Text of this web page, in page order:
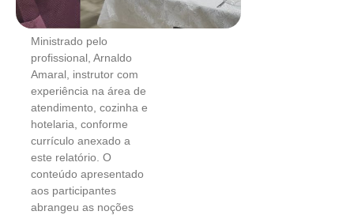
Ministrado pelo
profissional, Arnaldo
Amaral, instrutor com
experiência na área de
atendimento, cozinha e
hotelaria, conforme
currículo anexado a
este relatório. O
conteúdo apresentado
aos participantes
abrangeu as noções